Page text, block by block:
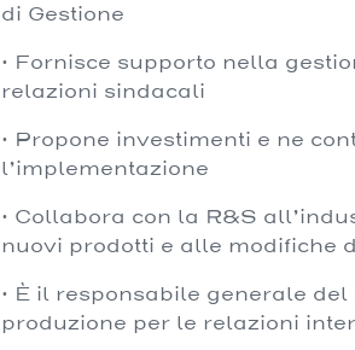
di Gestione
· Fornisce supporto nella
relazioni sindacali
· Propone investimenti e ne
l’implementazione
· Collabora con la R&S
nuovi prodotti e alle modifiche
· È il responsabile generale del
produzione per le relazioni